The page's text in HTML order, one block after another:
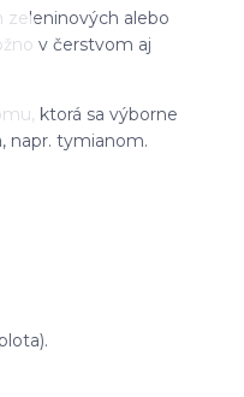
zeleninových alebo
v čerstvom aj
ktorá sa výborne
napr. tymianom.